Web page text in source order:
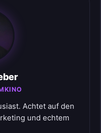
Achtet auf den
und echtem